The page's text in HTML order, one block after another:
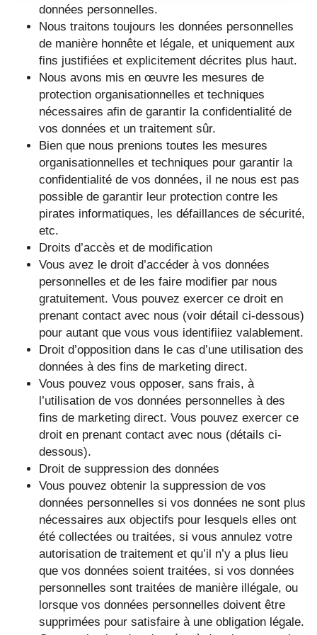
données personnelles.
Nous traitons toujours les données personnelles
de manière honnête et légale, et uniquement aux
fins justifiées et explicitement décrites plus haut.
Nous avons mis en œuvre les mesures de
protection organisationnelles et techniques
nécessaires afin de garantir la confidentialité de
vos données et un traitement sûr.
Bien que nous prenions toutes les mesures
organisationnelles et techniques pour garantir la
confidentialité de vos données, il ne nous est pas
possible de garantir leur protection contre les
pirates informatiques, les défaillances de sécurité,
etc.
Droits d’accès et de modification
Vous avez le droit d’accéder à vos données
personnelles et de les faire modifier par nous
gratuitement. Vous pouvez exercer ce droit en
prenant contact avec nous (voir détail ci-dessous)
pour autant que vous vous identifiiez valablement.
Droit d’opposition dans le cas d’une utilisation des
données à des fins de marketing direct.
Vous pouvez vous opposer, sans frais, à
l’utilisation de vos données personnelles à des
fins de marketing direct. Vous pouvez exercer ce
droit en prenant contact avec nous (détails ci-
dessous).
Droit de suppression des données
Vous pouvez obtenir la suppression de vos
données personnelles si vos données ne sont plus
nécessaires aux objectifs pour lesquels elles ont
été collectées ou traitées, si vous annulez votre
autorisation de traitement et qu’il n’y a plus lieu
que vos données soient traitées, si vos données
personnelles sont traitées de manière illégale, ou
lorsque vos données personnelles doivent être
supprimées pour satisfaire à une obligation légale.